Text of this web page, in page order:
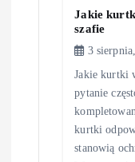
Jakie
szafie
3
Jakie kurtki
pytanie
kurtki
stanowią